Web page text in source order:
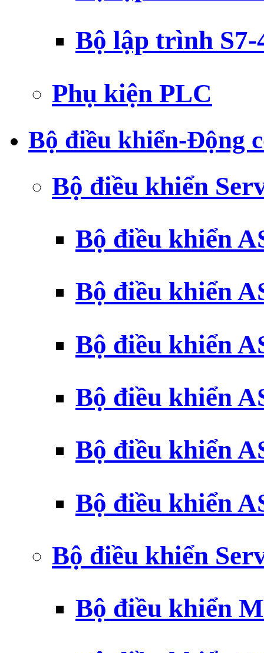
Bộ lập trình S7-
Phụ kiện PLC
Bộ điều khiển-Động
Bộ điều khiển
Bộ điều khiển
Bộ điều khiển
Bộ điều khiển
Bộ điều khiển
Bộ điều khiển
Bộ điều khiển
Bộ điều khiển
Bộ điều khiển